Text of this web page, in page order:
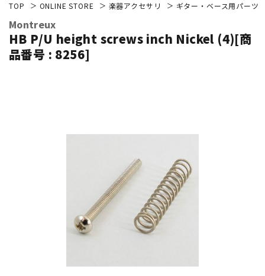
パーカッション
電子ピアノ
TOP ONLINE STORE 楽器アクセサリ ギター・ベース用パーツ
Montreux
HB P/U height screws inch Nickel (4)[商
品番号 : 8256]